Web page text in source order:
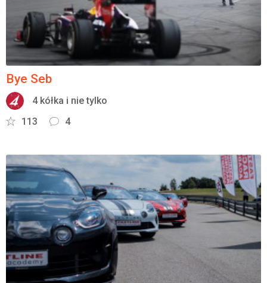
Bye Seb
4 kółka i nie tylko
113
4